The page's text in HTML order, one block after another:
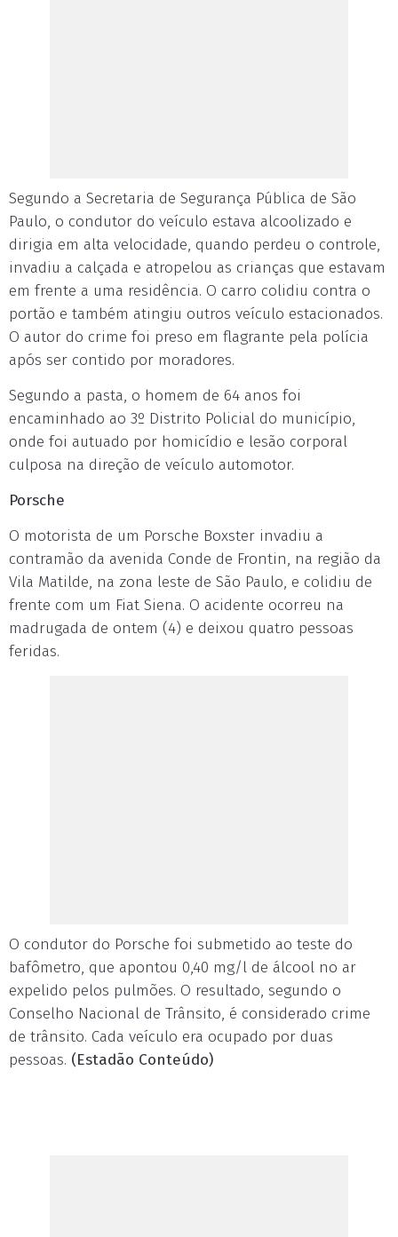
Segundo a Secretaria de Segurança Pública de São
Paulo, o condutor do veículo estava alcoolizado e
dirigia em alta velocidade, quando perdeu o controle,
invadiu a calçada e atropelou as crianças que estavam
em frente a uma residência. O carro colidiu contra o
portão e também atingiu outros veículo estacionados.
O autor do crime foi preso em flagrante pela polícia
após ser contido por moradores.
Segundo a pasta, o homem de 64 anos foi
encaminhado ao 3º Distrito Policial do município,
onde foi autuado por homicídio e lesão corporal
culposa na direção de veículo automotor.
Porsche
O motorista de um Porsche Boxster invadiu a
contramão da avenida Conde de Frontin, na região da
Vila Matilde, na zona leste de São Paulo, e colidiu de
frente com um Fiat Siena. O acidente ocorreu na
madrugada de ontem (4) e deixou quatro pessoas
feridas.
O condutor do Porsche foi submetido ao teste do
bafômetro, que apontou 0,40 mg/l de álcool no ar
expelido pelos pulmões. O resultado, segundo o
Conselho Nacional de Trânsito, é considerado crime
de trânsito. Cada veículo era ocupado por duas
pessoas. (Estadão Conteúdo)